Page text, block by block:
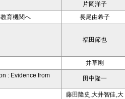
片岡洋子
育機関へ
長尾由希子
福田節也
井草剛
: Evidence from
田中隆一
藤田隆史,大井智佳,大